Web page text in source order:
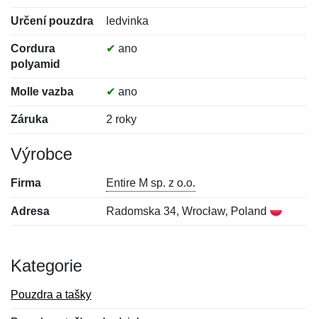
Určení pouzdra ledvinka
Cordura
polyamid
✔ ano
Molle vazba ✔ ano
Záruka 2 roky
Výrobce
Firma Entire M sp. z o.o.
Adresa Radomska 34, Wrocław, Poland
Kategorie
Pouzdra a tašky